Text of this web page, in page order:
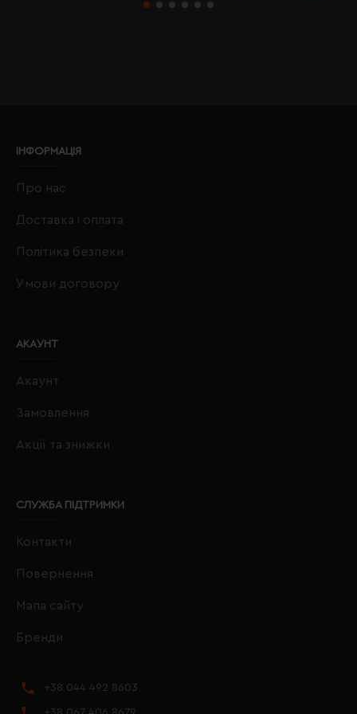
ІНФОРМАЦІЯ
Про нас
Доставка і оплата
Політика безпеки
Умови договору
АКАУНТ
Акаунт
Замовлення
Акції та знижки
СЛУЖБА ПІДТРИМКИ
Контакти
Повернення
Мапа сайту
Бренди
+38 044 492 8603